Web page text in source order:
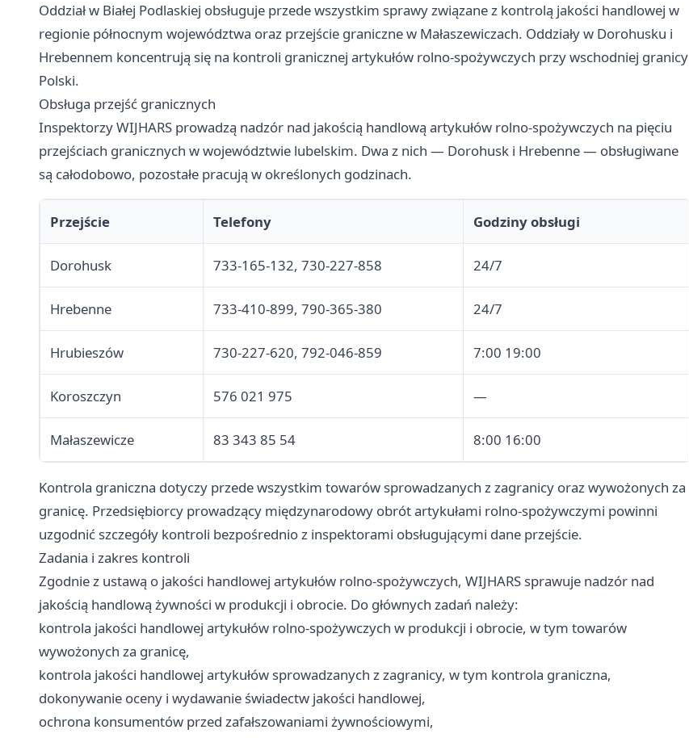
Oddział w Białej Podlaskiej obsługuje przede wszystkim sprawy związane z kontrolą jakości handlowej w
regionie północnym województwa oraz przejście graniczne w Małaszewiczach. Oddziały w Dorohusku i
Hrebennem koncentrują się na kontroli granicznej artykułów rolno-spożywczych przy wschodniej granicy
Polski.
Obsługa przejść granicznych
Inspektorzy WIJHARS prowadzą nadzór nad jakością handlową artykułów rolno-spożywczych na pięciu
przejściach granicznych w województwie lubelskim. Dwa z nich — Dorohusk i Hrebenne — obsługiwane
są całodobowo, pozostałe pracują w określonych godzinach.
Przejście Telefony Godziny obsługi
Dorohusk 733-165-132, 730-227-858 24/7
Hrebenne 733-410-899, 790-365-380 24/7
Hrubieszów 730-227-620, 792-046-859 7:00 19:00
Koroszczyn 576 021 975 —
Małaszewicze 83 343 85 54 8:00 16:00
Kontrola graniczna dotyczy przede wszystkim towarów sprowadzanych z zagranicy oraz wywożonych za
granicę. Przedsiębiorcy prowadzący międzynarodowy obrót artykułami rolno-spożywczymi powinni
uzgodnić szczegóły kontroli bezpośrednio z inspektorami obsługującymi dane przejście.
Zadania i zakres kontroli
Zgodnie z ustawą o jakości handlowej artykułów rolno-spożywczych, WIJHARS sprawuje nadzór nad
jakością handlową żywności w produkcji i obrocie. Do głównych zadań należy:
kontrola jakości handlowej artykułów rolno-spożywczych w produkcji i obrocie, w tym towarów
wywożonych za granicę,
kontrola jakości handlowej artykułów sprowadzanych z zagranicy, w tym kontrola graniczna,
dokonywanie oceny i wydawanie świadectw jakości handlowej,
ochrona konsumentów przed zafałszowaniami żywnościowymi,